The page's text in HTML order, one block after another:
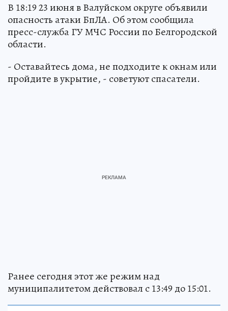
В 18:19 23 июня в Валуйском округе объявили
опасность атаки БпЛА. Об этом сообщила
пресс-служба ГУ МЧС России по Белгородской
области.
- Оставайтесь дома, не подходите к окнам или
пройдите в укрытие, - советуют спасатели.
Ранее сегодня этот же режим над
муниципалитетом действовал с 13:49 до 15:01.